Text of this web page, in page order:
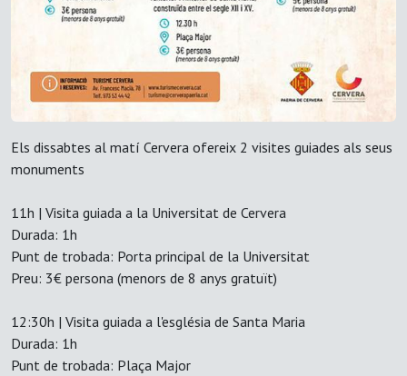
Els dissabtes al matí Cervera ofereix 2 visites guiades als seus
monuments
11h | Visita guiada a la Universitat de Cervera
Durada: 1h
Punt de trobada: Porta principal de la Universitat
Preu: 3€ persona (menors de 8 anys gratuït)
12:30h | Visita guiada a l'església de Santa Maria
Durada: 1h
Punt de trobada: Plaça Major